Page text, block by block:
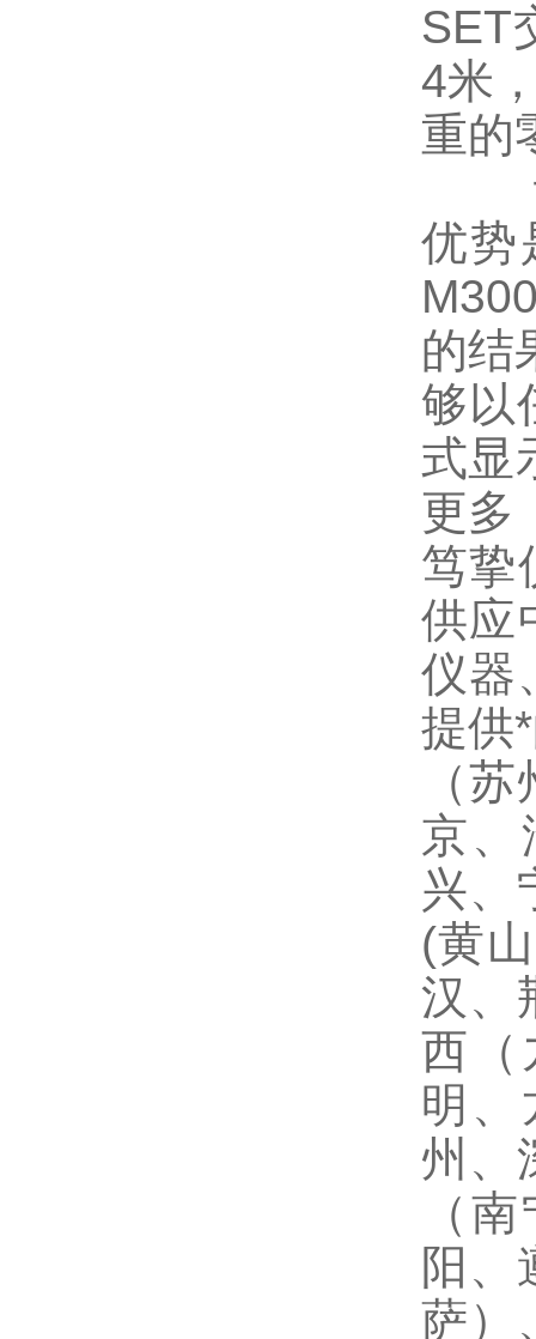
SET
4米
重的
评
优势
的结
够以
式显
更多
笃挚
供应
仪器
提供
（
京、
兴、
(黄
汉、
西（
明、
州、
（
阳、
萨）